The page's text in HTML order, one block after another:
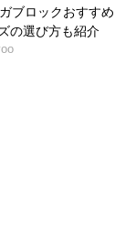
ブロックおすすめ
の選び方も紹介